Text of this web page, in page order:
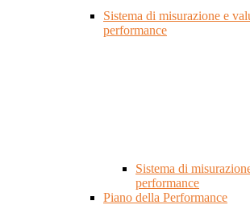
Sistema di misurazione e
performance
Sistema di
performance
Piano della Performance